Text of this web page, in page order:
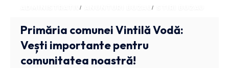
ADMINISTRATIV ANUNTURI BUZAU
Primăria comunei Vintilă Vodă:
Vești importante pentru
comunitatea noastră!